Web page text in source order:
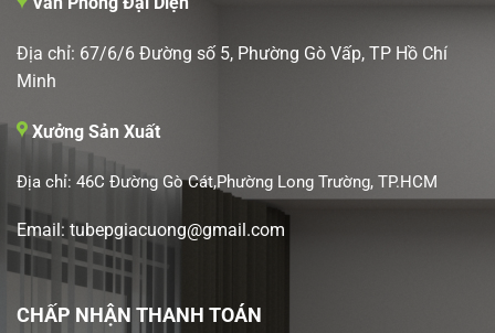
Địa chỉ: 67/6/6 Đường số 5, Phường Gò Vấp, TP Hồ Chí
Minh
Xưởng Sản Xuất
Địa chỉ: 46C Đường Gò Cát,Phường Long Trường, TP.HCM
Email: tubepgiacuong@gmail.com
CHẤP NHẬN THANH TOÁN